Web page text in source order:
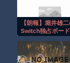
【動画】首都高
【朗報】大人気
まだ墓石がある
【朗報】堀井雄
Switch独占ボー
（DL専売3980円
今日発売なうえ